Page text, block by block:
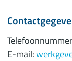
E-mail: